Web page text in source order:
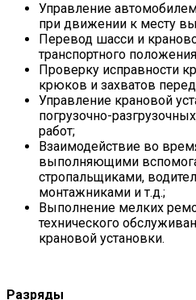
Управление
при движении к месту
Перевод шасси и
транспортного
Проверку исправности
крюков и захватов
Управление крановой
погрузочно-
работ;
Взаимодействие во
выполняющими
стропальщиками,
монтажниками и т.д.;
Выполнение мелких
технического
крановой установки.
Разряды